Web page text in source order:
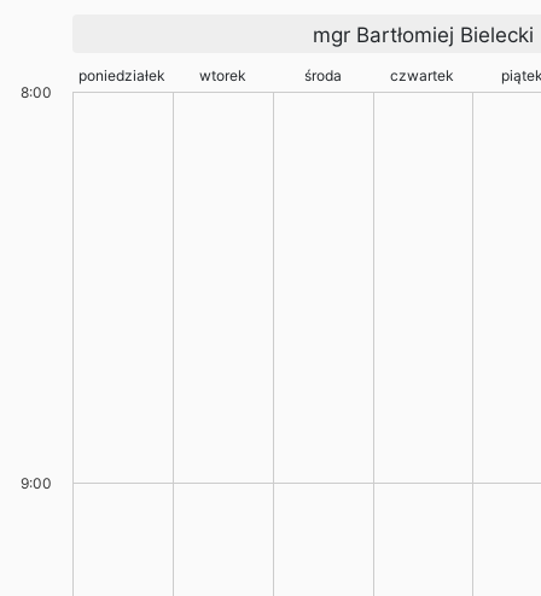
mgr Bartłomiej Bielecki
8:00
9:00
poniedziałek wtorek środa czwartek